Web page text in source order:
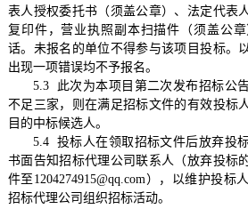
表人授权委托书（须盖公章）、法定代表
复印件，营业执照副本扫描件（须盖公
话。未报名的单位不得参与该项目投标。
出现一项错误均不予报名。
5.3 此次为本项目第二次发布招标公
不足三家，则在满足招标文件的有效投标
目的中标候选人。
5.4 投标人在领取招标文件后放弃投
书面告知招标代理公司联系人（放弃投标
件至1204274915@qq.com），以维护投标
招标代理公司组织招标活动。